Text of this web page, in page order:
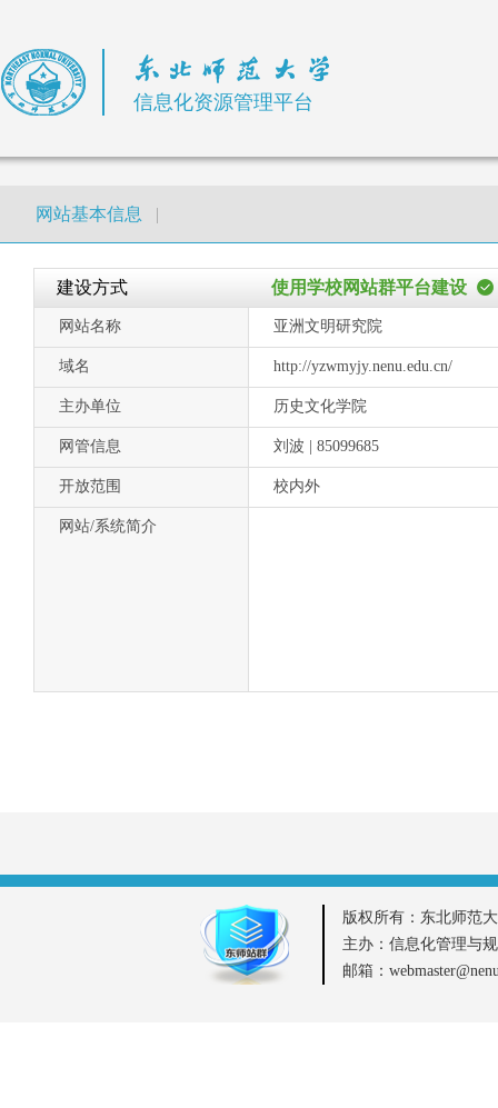
信息化资源管理平台
网站基本信息 |
建设方式 使用学校网站群平台建设
网站名称 亚洲文明研究院
域名 http://yzwmyjy.nenu.edu.cn/
主办单位 历史文化学院
网管信息 刘波 | 85099685
开放范围 校内外
网站/系统简介
版权所有：东北师范
主办：信息化管理与
邮箱：